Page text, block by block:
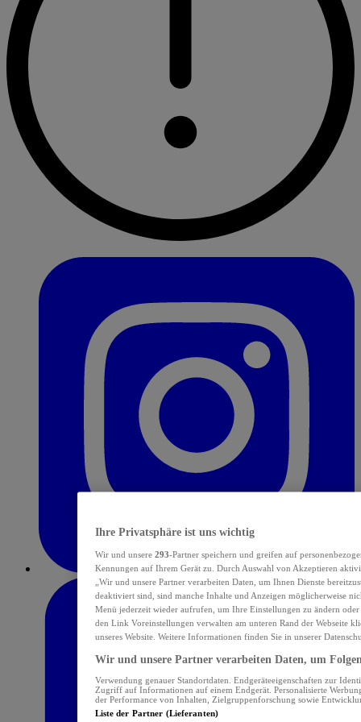
Ihre Privatsphäre ist uns wichtig
Wir und unsere 293-Partner speichern und greifen auf
Kennungen auf Ihrem Gerät zu. Durch Auswahl von Akzeptieren
„Wir und unsere Partner verarbeiten Daten, um Ihnen Dienste
deaktiviert sind, sind manche Inhalte und Anzeigen möglicherweise
Menü jederzeit wieder aufrufen, um Ihre Einstellungen zu ändern
den Link Voreinstellungen verwalten am unteren Rand der Webseite
unseres Website. Weitere Informationen finden Sie in unserer
Wir und unsere Partner verarbeiten Daten, um
Verwendung genauer Standortdaten. Endgeräteeigenschaften zur
Zugriff auf Informationen auf einem Endgerät. Personalisierte
der Performance von Inhalten, Zielgruppenforschung sowie
Liste der Partner (Lieferanten)